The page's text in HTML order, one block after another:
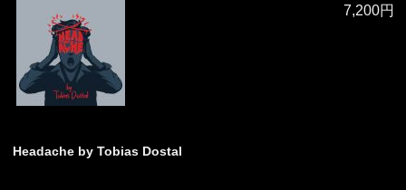
7,200円
Headache by Tobias Dostal